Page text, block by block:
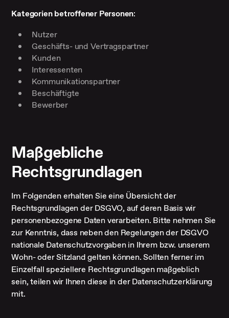
Kategorien betroffener Personen:
Nutzer
Geschäfts- und Vertragspartner
Kunden
Interessenten
Kommunikationspartner
Beschäftigte
Bewerber
Maßgebliche
Rechtsgrundlagen
Im Folgenden erhalten Sie eine Übersicht der
Rechtsgrundlagen der DSGVO, auf deren Basis wir
personenbezogene Daten verarbeiten. Bitte nehmen Sie
zur Kenntnis, dass neben den Regelungen der DSGVO
nationale Datenschutzvorgaben in Ihrem bzw. unserem
Wohn- oder Sitzland gelten können. Sollten ferner im
Einzelfall speziellere Rechtsgrundlagen maßgeblich
sein, teilen wir Ihnen diese in der Datenschutzerklärung
mit.